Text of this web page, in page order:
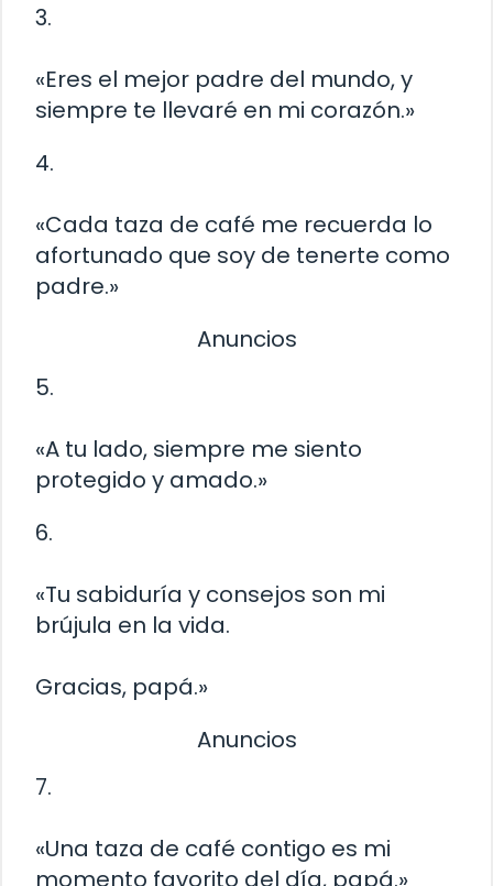
3.
«Eres el mejor padre del mundo, y
siempre te llevaré en mi corazón.»
4.
«Cada taza de café me recuerda lo
afortunado que soy de tenerte como
padre.»
Anuncios
5.
«A tu lado, siempre me siento
protegido y amado.»
6.
«Tu sabiduría y consejos son mi
brújula en la vida.
Gracias, papá.»
Anuncios
7.
«Una taza de café contigo es mi
momento favorito del día, papá.»